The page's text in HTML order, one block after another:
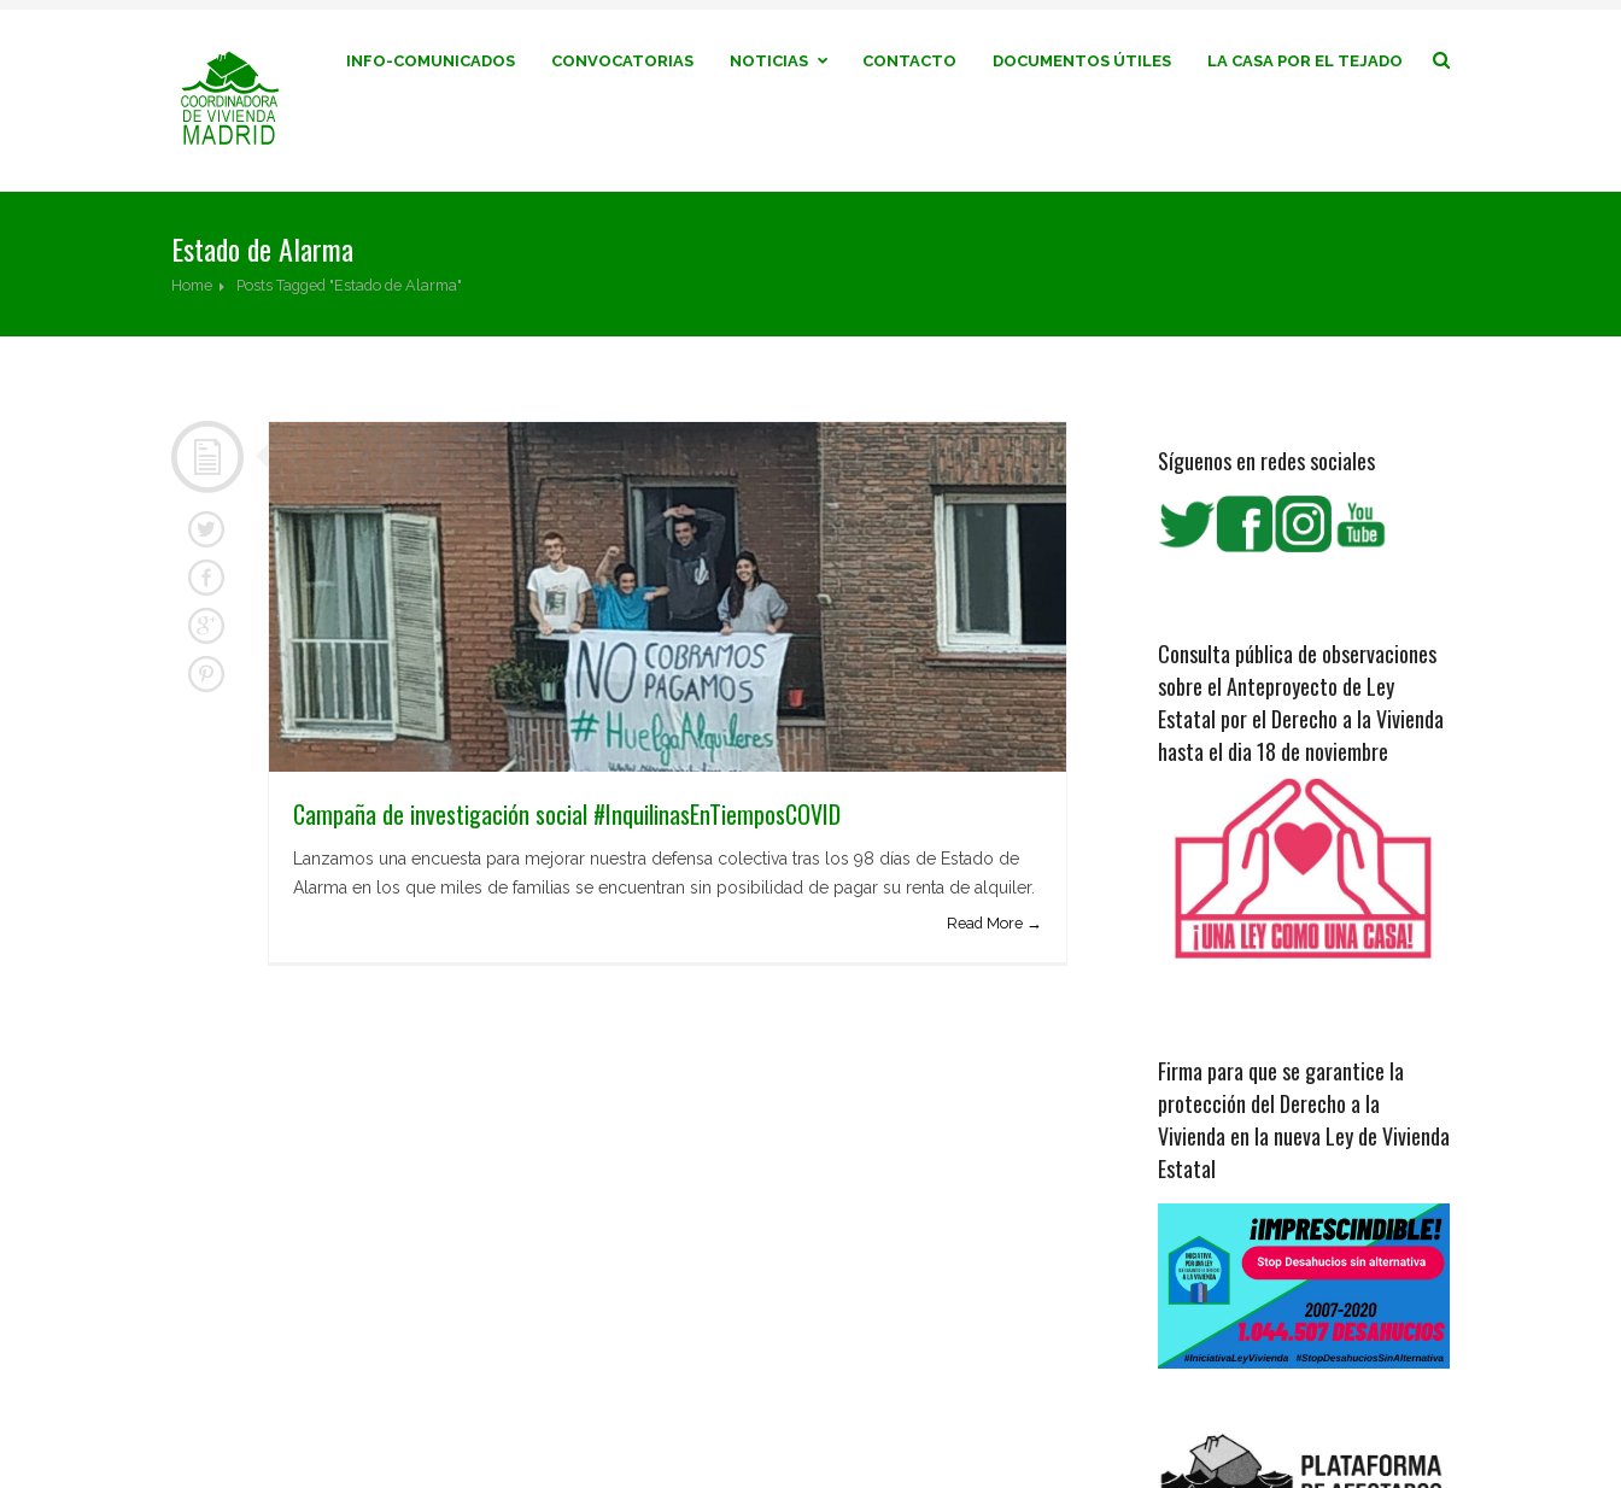
INFO-COMUNICADOS CONVOCATORIAS NOTICIAS CONTACTO DOCUMENTOS ÚTILES LA CASA POR EL TEJADO
Estado de Alarma
Home Posts Tagged "Estado de Alarma"
Campaña de investigación social #InquilinasEnTiemposCOVID
Lanzamos una encuesta para mejorar nuestra defensa colectiva tras los 98 días de Estado de
Alarma en los que miles de familias se encuentran sin posibilidad de pagar su renta de alquiler.
Read More →
Síguenos en redes sociales
Consulta pública de observaciones
sobre el Anteproyecto de Ley
Estatal por el Derecho a la Vivienda
hasta el dia 18 de noviembre
Firma para que se garantice la
protección del Derecho a la
Vivienda en la nueva Ley de Vivienda
Estatal